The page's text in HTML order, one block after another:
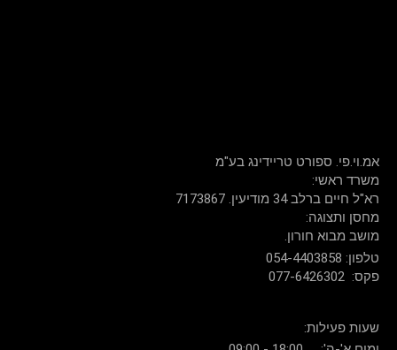
אמ.וי.פי. ספורט טריידינג בע"מ
:משרד ראשי
רא"ל חיים ברלב 34 מודיעין. 7173867
:מחסן ותצוגה
.מושב מבוא חורון
054-4403858 :טלפון
077-6426302 :פקס
:שעות פעילות